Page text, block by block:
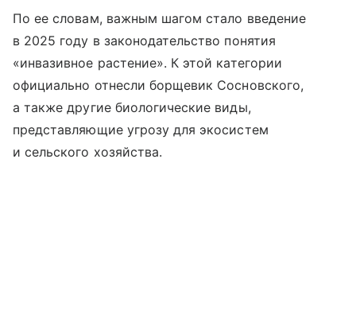
По ее словам, важным шагом стало введение
в 2025 году в законодательство понятия
«инвазивное растение». К этой категории
официально отнесли борщевик Сосновского,
а также другие биологические виды,
представляющие угрозу для экосистем
и сельского хозяйства.